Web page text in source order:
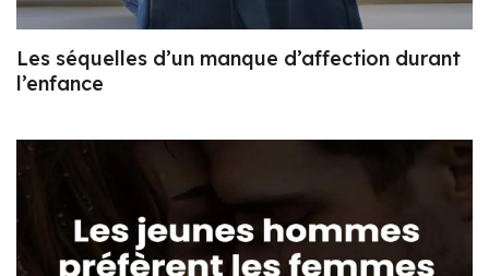
Les séquelles d’un manque d’affection durant
l’enfance